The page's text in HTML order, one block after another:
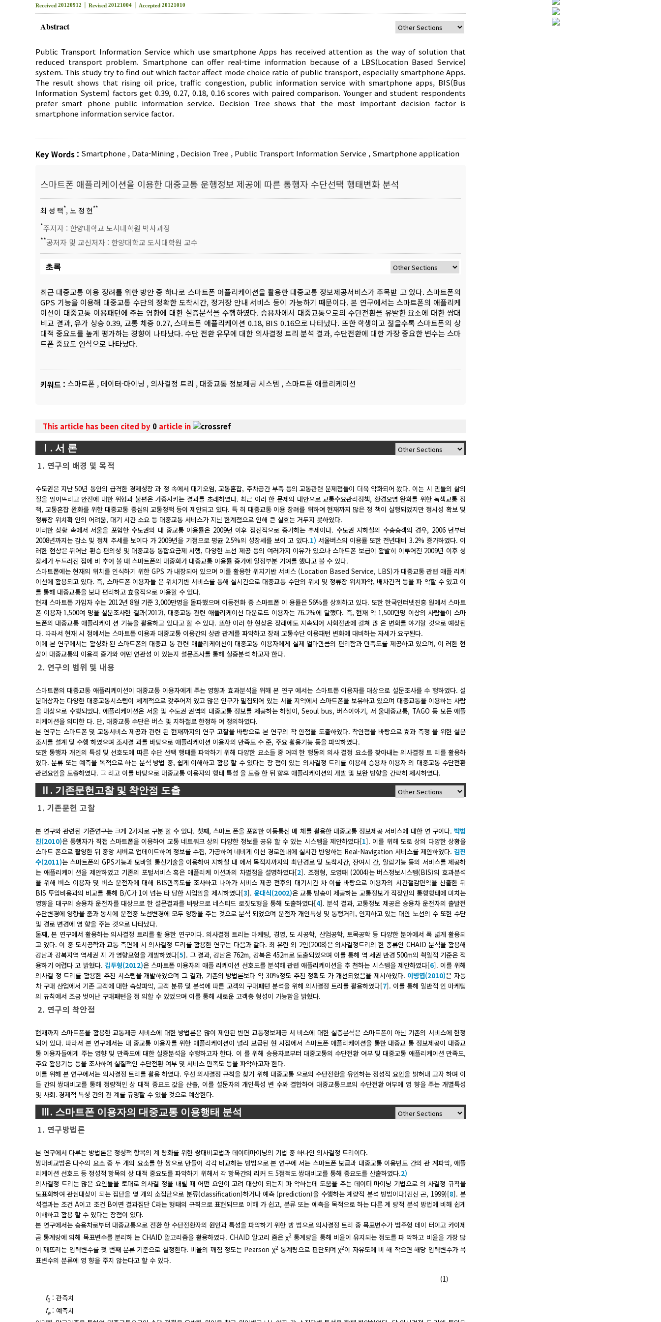
Received 20120912 │ Revised 20121004 │ Accepted 20121010
Abstract
Public Transport Information Service which use smartphone Apps has received attention as the way of solution that
reduced transport problem. Smartphone can offer real-time information because of a LBS(Location Based Service)
system. This study try to find out which factor affect mode choice ratio of public transport, especially smartphone Apps.
The result shows that rising oil price, traffic congestion, public information service with smartphone apps, BIS(Bus
Information System) factors get 0.39, 0.27, 0.18, 0.16 scores with paired comparison. Younger and student respondents
prefer smart phone public information service. Decision Tree shows that the most important decision factor is
smartphone information service factor.
Key Words : Smartphone , Data-Mining , Decision Tree , Public Transport Information Service , Smartphone application
스마트폰 애플리케이션을 이용한 대중교통 운행정보 제공에 따른 통행자 수단선택 행태변화 분석
최 성 택*, 노 정 현**
*주저자 : 한양대학교 도시대학원 박사과정
**공저자 및 교신저자 : 한양대학교 도시대학원 교수
초록
최근 대중교통 이용 장려를 위한 방안 중 하나로 스마트폰 어플리케이션을 활용한 대중교통 정보제공서비스가 주목받 고 있다. 스마트폰의
GPS 기능을 이용해 대중교통 수단의 정확한 도착시간, 정거장 안내 서비스 등이 가능하기 때문이다. 본 연구에서는 스마트폰의 애플리케
이션이 대중교통 이용패턴에 주는 영향에 대한 실증분석을 수행하였다. 승용차에서 대중교통으로의 수단전환을 유발한 요소에 대한 쌍대
비교 결과, 유가 상승 0.39, 교통 체증 0.27, 스마트폰 애플리케이션 0.18, BIS 0.16으로 나타났다. 또한 학생이고 젊을수록 스마트폰의 상
대적 중요도를 높게 평가하는 경향이 나타났다. 수단 전환 유무에 대한 의사결정 트리 분석 결과, 수단전환에 대한 가장 중요한 변수는 스마
트폰 중요도 인식으로 나타났다.
키워드 : 스마트폰 , 데이터-마이닝 , 의사결정 트리 , 대중교통 정보제공 시스템 ,스마트폰 애플리케이션
This article has been cited by 0 article in
Ⅰ. 서 론
1. 연구의 배경 및 목적
수도권은 지난 50년 동안의 급격한 경제성장 과 정 속에서 대기오염, 교통혼잡, 주차공간 부족 등의 교통관련 문제점들이 더욱 악화되어 왔다. 이는 시 민들의 삶의
질을 떨어뜨리고 안전에 대한 위협과 불편은 가중시키는 결과를 초래하였다. 최근 이러 한 문제의 대안으로 교통수요관리정책, 환경오염 완화를 위한 녹색교통 정
책, 교통혼잡 완화를 위한 대중교통 중심의 교통정책 등이 제안되고 있다. 특 히 대중교통 이용 장려를 위하여 현재까지 많은 정 책이 실행되었지만 정시성 확보 및
정류장 위치확 인의 어려움, 대기 시간 소요 등 대중교통 서비스가 지닌 한계점으로 인해 큰 실효는 거두지 못하였다.
이러한 상황 속에서 서울을 포함한 수도권의 대 중교통 이용률은 2009년 이후 점진적으로 증가하는 추세이다. 수도권 지하철의 수송승객의 경우, 2006 년부터
2008년까지는 감소 및 정체 추세를 보이다 가 2009년을 기점으로 평균 2.5%의 성장세를 보이 고 있다.1) 서울버스의 이용률 또한 전년대비 3.2% 증가하였다. 이
러한 현상은 뛰어난 환승 편의성 및 대중교통 통합요금제 시행, 다양한 노선 제공 등의 여러가지 이유가 있으나 스마트폰 보급이 활발히 이루어진 2009년 이후 성
장세가 두드러진 점에 비 추어 볼 때 스마트폰의 대중화가 대중교통 이용률 증가에 일정부분 기여를 했다고 볼 수 있다.
스마트폰에는 현재의 위치를 인식하기 위한 GPS 가 내장되어 있으며 이를 활용한 위치기반 서비스 (Location Based Service, LBS)가 대중교통 관련 애플 리케
이션에 활용되고 있다. 즉, 스마트폰 이용자들 은 위치기반 서비스를 통해 실시간으로 대중교통 수단의 위치 및 정류장 위치파악, 배차간격 등을 파 악할 수 있고 이
를 통해 대중교통을 보다 편리하고 효율적으로 이용할 수 있다.
현재 스마트폰 가입자 수는 2012년 8월 기준 3,000만명을 돌파했으며 이동전화 중 스마트폰 이 용률은 56%를 상회하고 있다. 또한 한국인터넷진흥 원에서 스마트
폰 이용자 1,500여 명을 설문조사한 결과(2012), 대중교통 관련 애플리케이션 다운로드 이용자는 76.2%에 달했다. 즉, 현재 약 1,500만명 이상의 사람들이 스마
트폰의 대중교통 애플리케이 션 기능을 활용하고 있다고 할 수 있다. 또한 이러 한 현상은 장래에도 지속되어 사회전반에 걸쳐 많 은 변화를 야기할 것으로 예상된
다. 따라서 현재 시 점에서는 스마트폰 이용과 대중교통 이용간의 상관 관계를 파악하고 장래 교통수단 이용패턴 변화에 대비하는 자세가 요구된다.
이에 본 연구에서는 활성화 된 스마트폰의 대중교 통 관련 애플리케이션이 대중교통 이용자에게 실제 얼마만큼의 편리함과 만족도를 제공하고 있으며, 이 러한 현
상이 대중교통의 이용객 증가와 어떤 연관성 이 있는지 설문조사를 통해 실증분석 하고자 한다.
2. 연구의 범위 및 내용
스마트폰의 대중교통 애플리케이션이 대중교통 이용자에게 주는 영향과 효과분석을 위해 본 연구 에서는 스마트폰 이용자를 대상으로 설문조사를 수 행하였다. 설
문대상자는 다양한 대중교통시스템이 체계적으로 갖추어져 있고 많은 인구가 밀집되어 있는 서울 지역에서 스마트폰을 보유하고 있으며 대중교통을 이용하는 사람
을 대상으로 수행되었다. 애플리케이션은 서울 및 수도권 권역의 대중교통 정보를 제공하는 하철이, Seoul bus, 버스이야기, 서 울대중교통, TAGO 등 모든 애플
리케이션을 의미한 다. 단, 대중교통 수단은 버스 및 지하철로 한정하 여 정의하였다.
본 연구는 스마트폰 및 교통서비스 제공과 관련 된 현재까지의 연구 고찰을 바탕으로 본 연구의 착 안점을 도출하였다. 착안점을 바탕으로 효과 측정 을 위한 설문
조사를 설계 및 수행 하였으며 조사결 과를 바탕으로 애플리케이션 이용자의 만족도 수 준, 주요 활용기능 등을 파악하였다.
또한 통행자 개인의 특성 및 선호도에 따른 수단 선택 행태를 파악하기 위해 다양한 요소들 중 어떠 한 행동의 의사 결정 요소를 찾아내는 의사결정 트 리를 활용하
였다. 분류 또는 예측을 목적으로 하는 분석 방법 중, 쉽게 이해하고 활용 할 수 있다는 장 점이 있는 의사결정 트리를 이용해 승용차 이용자 의 대중교통 수단전환
관련요인을 도출하였다. 그 리고 이를 바탕으로 대중교통 이용자의 행태 특성 을 도출 한 뒤 향후 애플리케이션의 개발 및 보완 방향을 간략히 제시하였다.
Ⅱ. 기존문헌고찰 및 착안점 도출
1. 기존문헌 고찰
본 연구와 관련된 기존연구는 크게 2가지로 구분 할 수 있다. 첫째, 스마트 폰을 포함한 이동통신 매 체를 활용한 대중교통 정보제공 서비스에 대한 연 구이다. 박범
진(2010)은 통행자가 직접 스마트폰을 이용하여 교통 네트워크 상의 다양한 정보를 공유 할 수 있는 시스템을 제안하였다[1]. 이를 위해 도로 상의 다양한 상황을
스마트 폰으로 촬영한 뒤 중앙 서버로 업데이트하여 정보를 수집, 가공하여 네비게 이션 경로안내에 실시간 반영하는 Real-Navigation 서비스를 제안하였다. 김진
수(2011)는 스마트폰의 GPS기능과 모바일 통신기술을 이용하여 지하철 내 에서 목적지까지의 최단경로 및 도착시간, 잔여시 간, 알람기능 등의 서비스를 제공하
는 애플리케이 션을 제안하였고 기존의 포털서비스 혹은 애플리케 이션과의 차별점을 설명하였다[2]. 조정형, 오영태 (2004)는 버스정보시스템(BIS)의 효과분석
을 위해 버스 이용자 및 버스 운전자에 대해 BIS만족도를 조사하고 나아가 서비스 제공 전후의 대기시간 차 이를 바탕으로 이용자의 시간절감편익을 산출한 뒤
BIS 투입비용과의 비교를 통해 B/C가 1이 넘는 타 당한 사업임을 제시하였다[3]. 윤대식(2002)은 교통 방송이 제공하는 교통정보가 직장인의 통행행태에 미치는
영향을 대구의 승용차 운전자를 대상으로 한 설문결과를 바탕으로 네스티드 로짓모형을 통해 도출하였다[4]. 분석 결과, 교통정보 제공은 승용차 운전자의 출발전
수단변경에 영향을 줌과 동시에 운전중 노선변경에 모두 영향을 주는 것으로 분석 되었으며 운전자 개인특성 및 통행거리, 인지하고 있는 대안 노선의 수 또한 수단
및 경로 변경에 영 향을 주는 것으로 나타났다.
둘째, 본 연구에서 활용하는 의사결정 트리를 활 용한 연구이다. 의사결정 트리는 마케팅, 경영, 도 시공학, 산업공학, 토목공학 등 다양한 분야에서 폭 넓게 활용되
고 있다. 이 중 도시공학과 교통 측면에 서 의사결정 트리를 활용한 연구는 다음과 같다. 최 유란 외 2인(2008)은 의사결정트리의 한 종류인 CHAID 분석을 활용해
강남과 강북지역 역세권 지 가 영향모형을 개발하였다[5]. 그 결과, 강남은 762m, 강북은 452m로 도출되었으며 이를 통해 역 세권 반경 500m의 획일적 기준은 적
용하기 어렵다 고 밝혔다. 김두형(2012)은 스마트폰 이용자의 애플 리케이션 선호도를 분석해 관련 애플리케이션을 추 천하는 시스템을 제안하였다[6]. 이를 위해
의사결 정 트리를 활용한 추천 시스템을 개발하였으며 그 결과, 기존의 방법론보다 약 30%정도 추천 정확도 가 개선되었음을 제시하였다. 이병엽(2010)은 자동
차 구매 산업에서 기존 고객에 대한 속상파악, 고객 분류 및 분석에 따른 고객의 구매패턴 분석을 위해 의사결정 트리를 활용하였다[7]. 이를 통해 일반적 인 마케팅
의 규칙에서 조금 벗어난 구매패턴을 정 의할 수 있었으며 이를 통해 새로운 고객층 형성이 가능함을 밝혔다.
2. 연구의 착안점
현재까지 스마트폰을 활용한 교통제공 서비스에 대한 방법론은 많이 제안된 반면 교통정보제공 서 비스에 대한 실증분석은 스마트폰이 아닌 기존의 서비스에 한정
되어 있다. 따라서 본 연구에서는 대 중교통 이용자를 위한 애플리케이션이 널리 보급된 현 시점에서 스마트폰 애플리케이션을 통한 대중교 통 정보제공이 대중교
통 이용자들에게 주는 영향 및 만족도에 대한 실증분석을 수행하고자 한다. 이 를 위해 승용차로부터 대중교통의 수단전환 여부 및 대중교통 애플리케이션 만족도,
주요 활용기능 등을 조사하여 실질적인 수단전환 여부 및 서비스 만족도 등을 파악하고자 한다.
이를 위해 본 연구에서는 의사결정 트리를 활용 하였다. 우선 의사결정 규칙을 찾기 위해 대중교통 으로의 수단전환을 유인하는 정성적 요인을 밝혀내 고자 하며 이
들 간의 쌍대비교를 통해 정량적인 상 대적 중요도 값을 산출, 이를 설문자의 개인특성 변 수와 결합하여 대중교통으로의 수단전환 여부에 영 향을 주는 개별특성
및 사회․경제적 특성 간의 관 계를 규명할 수 있을 것으로 예상한다.
Ⅲ. 스마트폰 이용자의 대중교통 이용행태 분석
1. 연구방법론
본 연구에서 다루는 방법론은 정성적 항목의 계 량화를 위한 쌍대비교법과 데이터마이닝의 기법 중 하나인 의사결정 트리이다.
쌍대비교법은 다수의 요소 중 두 개의 요소를 한 쌍으로 만들어 각각 비교하는 방법으로 본 연구에 서는 스마트폰 보급과 대중교통 이용빈도 간의 관 계파악, 애플
리케이션 선호도 등 정성적 항목의 상 대적 중요도를 파악하기 위해서 각 항목간의 리커 드 5점척도 쌍대비교를 통해 중요도를 산출하였다.2)
의사결정 트리는 많은 요인들을 토대로 의사결 정을 내릴 때 어떤 요인이 고려 대상이 되는지 파 악하는데 도움을 주는 데이터 마이닝 기법으로 의 사결정 규칙을
도표화하여 관심대상이 되는 집단을 몇 개의 소집단으로 분류(classification)하거나 예측 (prediction)을 수행하는 계량적 분석 방법이다(김신 곤, 1999)[8]. 분
석결과는 조건 A이고 조건 B이면 결과집단 C라는 형태의 규칙으로 표현되므로 이해 가 쉽고, 분류 또는 예측을 목적으로 하는 다른 계 량적 분석 방법에 비해 쉽게
이해하고 활용 할 수 있다는 장점이 있다.
본 연구에서는 승용차로부터 대중교통으로 전환 한 수단전환자의 원인과 특성을 파악하기 위한 방 법으로 의사결정 트리 중 목표변수가 범주형 데이 터이고 카이제
곱 통계랑에 의해 목표변수를 분리하 는 CHAID 알고리즘을 활용하였다. CHAID 알고리 즘은 χ2 통계량을 통해 비율이 유지되는 정도를 파 악하고 비율을 가장 많
이 깨뜨리는 입력변수를 첫 번째 분류 기준으로 설정한다. 비율의 깨짐 정도는 Pearson χ2통계량으로 판단되며 χ2이 자유도에 비 해 작으면 해당 입력변수가 목
표변수의 분류에 영 향을 주지 않는다고 할 수 있다.
(1)
f0 : 관측치
fe: 예측치